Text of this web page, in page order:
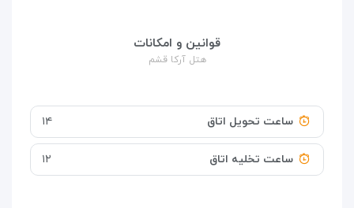
قوانین و امکانات
هتل آرکا قشم
ساعت تحویل اتاق ۱۴
ساعت تخلیه اتاق ۱۲